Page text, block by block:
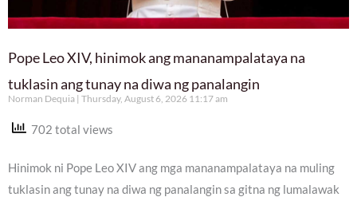
Pope Leo XIV, hinimok ang mananampalataya na
tuklasin ang tunay na diwa ng panalangin
Norman Dequia Thursday, August 6, 2026 11:17 am
702 total views
Hinimok ni Pope Leo XIV ang mga mananampalataya na muling
tuklasin ang tunay na diwa ng panalangin sa gitna ng lumalawak